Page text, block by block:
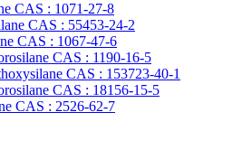
CAS : 1071-27-8
CAS : 55453-24-2
CAS : 1067-47-6
CAS : 1190-16-5
CAS : 153723-40-1
CAS : 18156-15-5
CAS : 2526-62-7